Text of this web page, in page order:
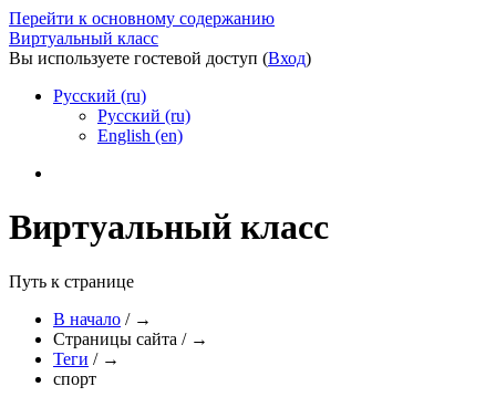
Перейти к основному содержанию
Виртуальный класс
Вы используете гостевой доступ (Вход)
Русский ‎(ru)‎
Русский ‎(ru)‎
English ‎(en)‎
Виртуальный класс
Путь к странице
В начало / →
Страницы сайта / →
Теги / →
спорт